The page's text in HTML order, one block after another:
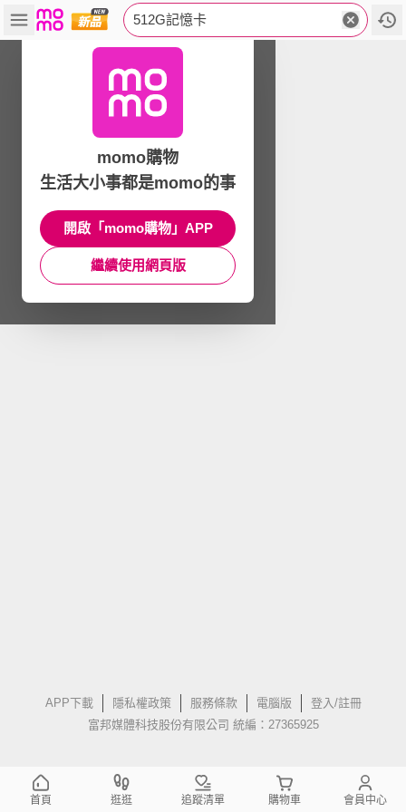
512G記憶卡
APP下載 隱私權政策 服務條款 電腦版
登入/註冊
富邦媒體科技股份有限公司 統編：27365925
momo購物
生活大小事都是momo的事
開啟「momo購物」APP
繼續使用網頁版
首頁 逛逛 追蹤清單 購物車 會員中心